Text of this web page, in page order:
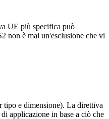
UE più specifica può
non è mai un'esclusione che vi
tipo e dimensione). La direttiva
applicazione in base a ciò che